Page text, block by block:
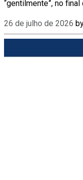
“gentilmente”, no
26 de julho de 2026